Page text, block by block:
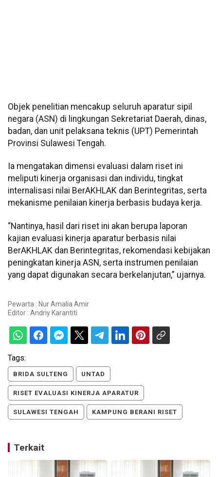
Objek penelitian mencakup seluruh aparatur sipil
negara (ASN) di lingkungan Sekretariat Daerah, dinas,
badan, dan unit pelaksana teknis (UPT) Pemerintah
Provinsi Sulawesi Tengah.
Ia mengatakan dimensi evaluasi dalam riset ini
meliputi kinerja organisasi dan individu, tingkat
internalisasi nilai BerAKHLAK dan Berintegritas, serta
mekanisme penilaian kinerja berbasis budaya kerja.
“Nantinya, hasil dari riset ini akan berupa laporan
kajian evaluasi kinerja aparatur berbasis nilai
BerAKHLAK dan Berintegritas, rekomendasi kebijakan
peningkatan kinerja ASN, serta instrumen penilaian
yang dapat digunakan secara berkelanjutan,” ujarnya.
Pewarta : Nur Amalia Amir
Editor : Andriy Karantiti
Tags:
BRIDA SULTENG UNTAD
RISET EVALUASI KINERJA APARATUR
SULAWESI TENGAH KAMPUNG BERANI RISET
Terkait